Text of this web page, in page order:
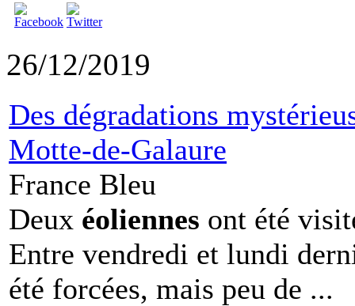
26/12/2019
Des dégradations
Motte-de-Galaure
France Bleu
Deux éoliennes ont été
Entre vendredi et lundi
été forcées, mais peu de ...